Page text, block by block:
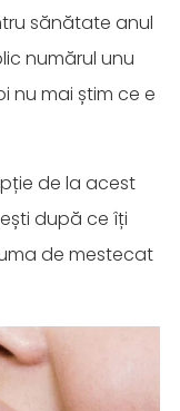
sănătate anul
numărul unu
nu mai știm ce e
de la acest
după ce îți
de mestecat